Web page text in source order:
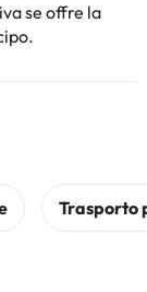
se offre la